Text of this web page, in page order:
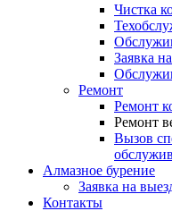
Чистка
Заявка
Ремонт
Ремонт
Ремонт
Вызов
Алмазное бурение
Заявка на
Контакты